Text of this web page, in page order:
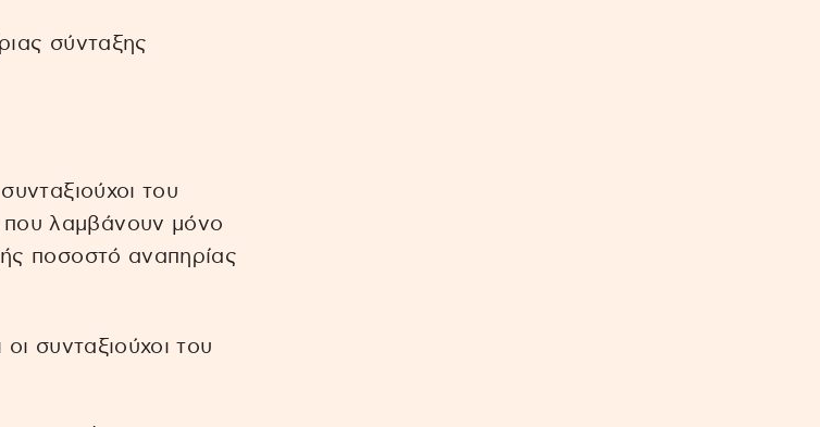
σύνταξης
του
λαμβάνουν μόνο
ποσοστό αναπηρίας
συνταξιούχοι του